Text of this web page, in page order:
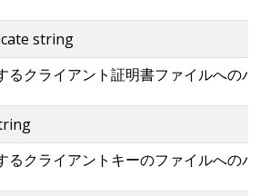
string
るクライアント証明書ファイルへのパス
るクライアントキーのファイルへのパス